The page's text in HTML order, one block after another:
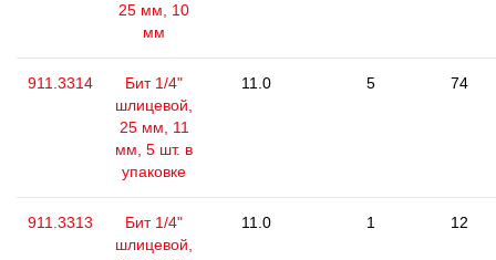
25 мм, 10
мм
911.3314
Бит 1/4"
шлицевой,
25 мм, 11
мм, 5 шт. в
упаковке
11.0 5 74
911.3313
Бит 1/4"
шлицевой,
11.0 1 12